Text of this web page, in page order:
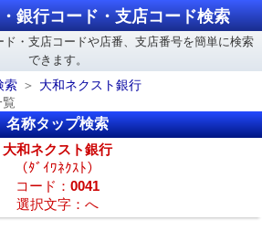
銀行コード・支店コード検索
・支店コードや店番、支店番号を簡単に検索
できます。
索
大和ネクスト銀行
名称タップ検索
大和ネクスト銀行
（ﾀﾞｲﾜﾈｸｽﾄ）
コード： 0041
選択文字：へ